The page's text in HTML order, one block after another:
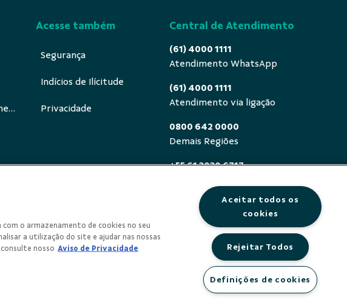
Canais de Atendimento
Acesse também
Segurança
Indícios de Ilícitude
Privacidade
Central de Atendimento
(61) 4000 1111
Atendimento WhatsApp
(61) 4000 1111
Atendimento via ligação
0800 642 0000
Demais Regiões
+55 61 3030 6717
0800 940 0458
Deficientes auditivos ou de fala - De
segunda a sexta, das 8h às 20h
o armazenamento de cookies no seu
a utilização do site e ajudar nas nossas
nosso Aviso de Privacidade
Aceitar todos os
cookies
Rejeitar Todos
Definições de cookies